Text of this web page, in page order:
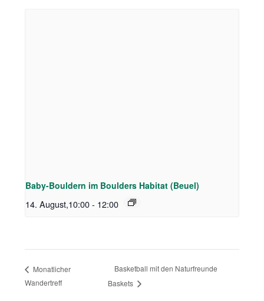
Baby-Bouldern im Boulders Habitat (Beuel)
14. August,10:00 - 12:00
Monatlicher
Wandertreff
Basketball mit den Naturfreunde
Baskets